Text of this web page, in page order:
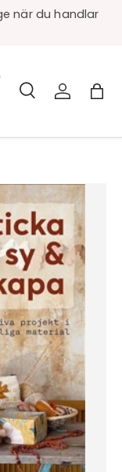
när du handlar
Sök Logga in